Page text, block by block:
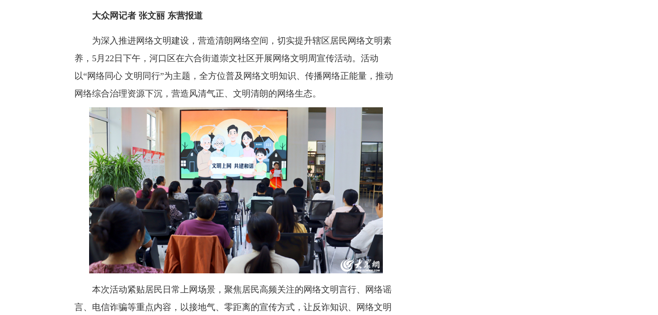
大众网记者 张文丽 东营报道
为深入推进网络文明建设，营造清朗网络空间，切实提升辖区居民网络文明素
养，5月22日下午，河口区在六合街道崇文社区开展网络文明周宣传活动。活动
以“网络同心 文明同行”为主题，全方位普及网络文明知识、传播网络正能量，推动
网络综合治理资源下沉，营造风清气正、文明清朗的网络生态。
本次活动紧贴居民日常上网场景，聚焦居民高频关注的网络文明言行、网络谣
言、电信诈骗等重点内容，以接地气、零距离的宣传方式，让反诈知识、网络文明